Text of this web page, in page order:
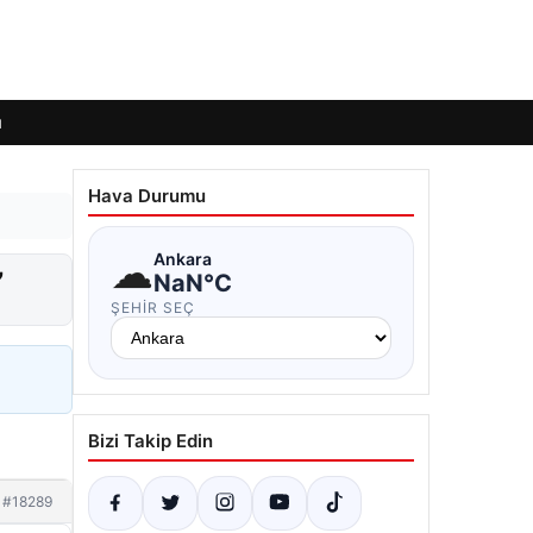
#18289
Hava Durumu
☁Ankara
NaN°C
ŞEHIR SEÇ
Bizi Takip Edin